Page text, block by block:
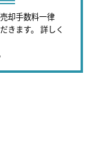
却手数料一律
きます。 詳しく